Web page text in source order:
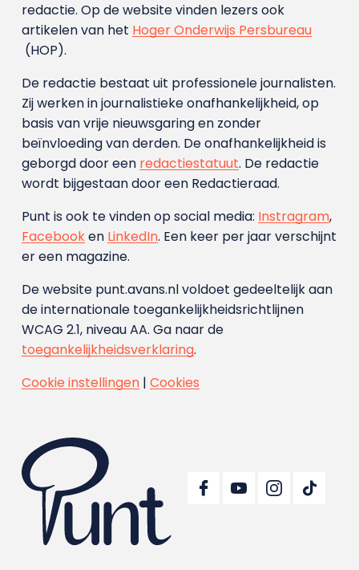
redactie. Op de website vinden lezers ook
artikelen van het Hoger Onderwijs Persbureau
(HOP).
De redactie bestaat uit professionele journalisten.
Zij werken in journalistieke onafhankelijkheid, op
basis van vrije nieuwsgaring en zonder
beïnvloeding van derden. De onafhankelijkheid is
geborgd door een redactiestatuut. De redactie
wordt bijgestaan door een Redactieraad.
Punt is ook te vinden op social media: Instragram,
Facebooken LinkedIn. Een keer per jaar verschijnt
er een magazine.
De website punt.avans.nl voldoet gedeeltelijk aan
de internationale toegankelijkheidsrichtlijnen
WCAG 2.1, niveau AA. Ga naar de
toegankelijkheidsverklaring.
Cookie instellingen| Cookies